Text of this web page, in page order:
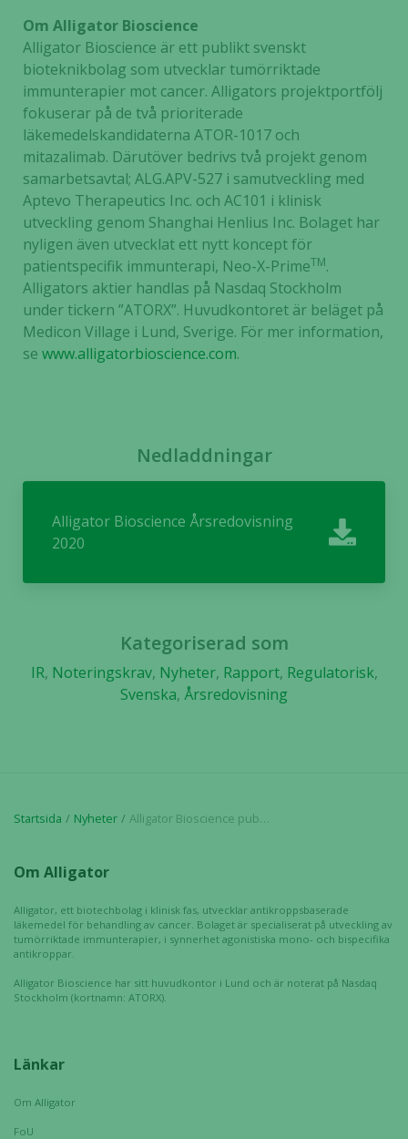
Om Alligator Bioscience
Alligator Bioscience är ett publikt svenskt
bioteknikbolag som utvecklar tumörriktade
immunterapier mot cancer. Alligators projektportfölj
fokuserar på de två prioriterade
läkemedelskandidaterna ATOR-1017 och
mitazalimab. Därutöver bedrivs två projekt genom
samarbetsavtal; ALG.APV-527 i samutveckling med
Aptevo Therapeutics Inc. och AC101 i klinisk
utveckling genom Shanghai Henlius Inc. Bolaget har
nyligen även utvecklat ett nytt koncept för
patientspecifik immunterapi, Neo-X-PrimeTM.
Alligators aktier handlas på Nasdaq Stockholm
under tickern ”ATORX”. Huvudkontoret är beläget på
Medicon Village i Lund, Sverige. För mer information,
se www.alligatorbioscience.com.
Nedladdningar
Alligator Bioscience Årsredovisning
2020
Kategoriserad som
IR, Noteringskrav, Nyheter, Rapport, Regulatorisk,
Svenska, Årsredovisning
Startsida Nyheter Alligator Bioscience publicerar årsredovisning för 2020
Om Alligator
Alligator, ett biotechbolag i klinisk fas, utvecklar antikroppsbaserade
läkemedel för behandling av cancer. Bolaget är specialiserat på utveckling av
tumörriktade immunterapier, i synnerhet agonistiska mono- och bispecifika
antikroppar.
Alligator Bioscience har sitt huvudkontor i Lund och är noterat på Nasdaq
Stockholm (kortnamn: ATORX).
Länkar
Om Alligator
FoU
Dessa kakor
går inte att
fungera.
För att vi ska
kunna
förbättra
funktionalitet